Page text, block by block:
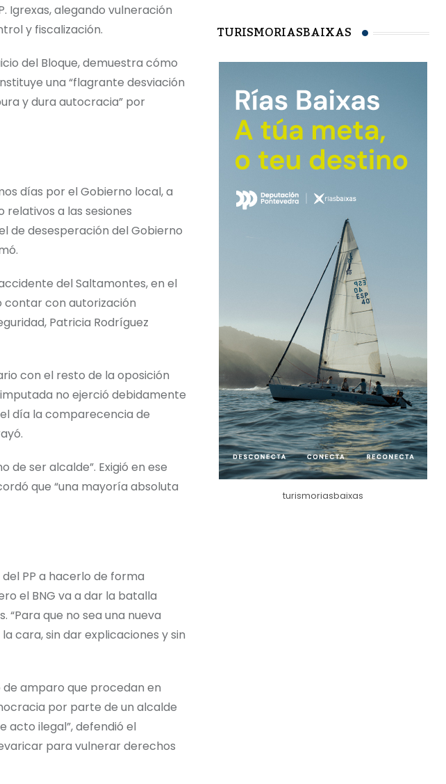
Igrexas, alegando vulneración
y fiscalización.
del Bloque, demuestra cómo
una “flagrante desviación
y dura autocracia” por
días por el Gobierno local, a
a las sesiones
de desesperación del Gobierno
del Saltamontes, en el
contar con autorización
Patricia Rodríguez
con el resto de la oposición
no ejerció debidamente
día la comparecencia de
de ser alcalde”. Exigió en ese
que “una mayoría absoluta
PP a hacerlo de forma
el BNG va a dar la batalla
que no sea una nueva
cara, sin dar explicaciones y sin
de amparo que procedan en
por parte de un alcalde
acto ilegal”, defendió el
para vulnerar derechos
TURISMORIASBAIXAS
turismoriasbaixas